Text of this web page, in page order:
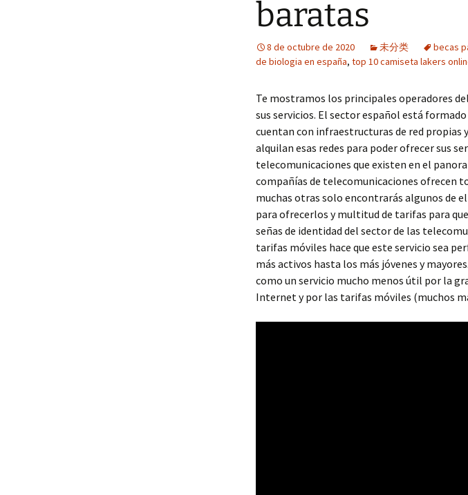
baratas
8 de octubre de 2020 未分类 becas
de biologia en españa, top 10 camiseta lakers
Te mostramos los principales operadores
sus servicios. El sector español está
cuentan con infraestructuras de red propias
alquilan esas redes para poder ofrecer sus
telecomunicaciones que existen en el
compañías de telecomunicaciones ofrecen
muchas otras solo encontrarás algunos de
para ofrecerlos y multitud de tarifas para
señas de identidad del sector de las
tarifas móviles hace que este servicio sea
más activos hasta los más jóvenes y
como un servicio mucho menos útil por la
Internet y por las tarifas móviles (muchos